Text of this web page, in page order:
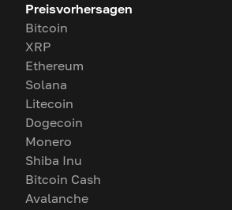
Preisvorhersagen
Bitcoin
XRP
Ethereum
Solana
Litecoin
Dogecoin
Monero
Shiba Inu
Bitcoin Cash
Avalanche